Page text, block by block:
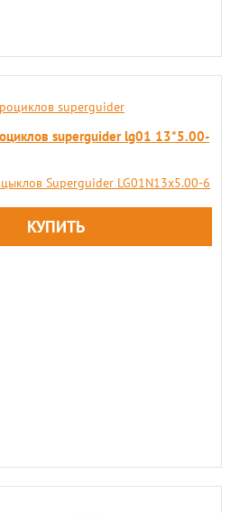
superguider lg01 13*5.00-
Superguider LG01N13x5.00-6